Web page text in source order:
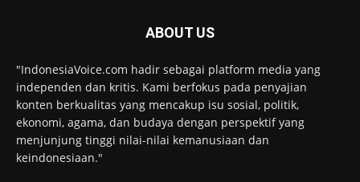
ABOUT US
"IndonesiaVoice.com hadir sebagai platform media yang
independen dan kritis. Kami berfokus pada penyajian
konten berkualitas yang mencakup isu sosial, politik,
ekonomi, agama, dan budaya dengan perspektif yang
menjunjung tinggi nilai-nilai kemanusiaan dan
keindonesiaan."